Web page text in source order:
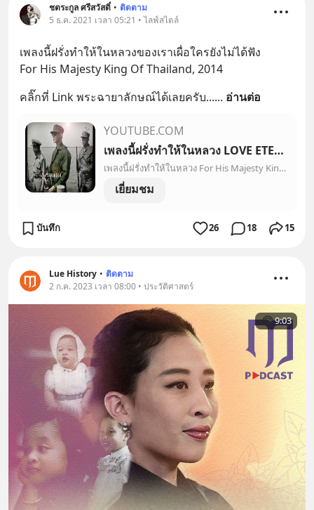
ชตระกูล ศรีสวัสดิ์ • ติดตาม
5 ธ.ค. 2021 เวลา 05:21 • ไลฟ์สไตล์
เพลงนี้ฝรั่งทำให้ในหลวงของเราเผื่อใครยังไม่ได้ฟัง
For His Majesty King Of Thailand, 2014
คลิ๊กที่ Link พระฉายาลักษณ์ได้เลยครับ...... อ่านต่อ
YOUTUBE.COM
เพลงนี้ฝรั่งทำให้ในหลวง LOVE ETERNALLY (เพื่อพ่อตลอดไป) - PAUL EWING
เพลงนี้ฝรั่งทำให้ในหลวง For His Majesty King Of Thailand, 2014 Song From : https://www.youtube.com/watch?v=nvu62kq6-n8 รักอันเป็นนิรันดร์ (Love Eternally) เน...
เยี่ยมชม
บันทึก 26 18 15
Lue History • ติดตาม
2 ก.ค. 2023 เวลา 08:00 • ประวัติศาสตร์
9:03